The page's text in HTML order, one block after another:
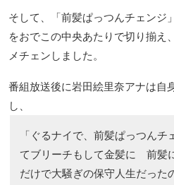
そして、「前髪ぱっつんチェンジ
をおでこの中央あたりで切り揃え
メチェンしました。
番組放送後に岩田絵里奈アナは自
し、
「ぐるナイで、前髪ぱっつん
てブリーチもして金髪に 前髪
だけで大騒ぎの保守人生だった